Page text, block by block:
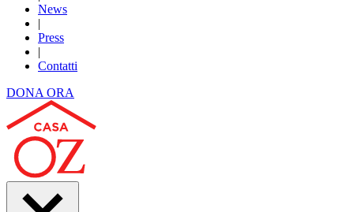
News
|
Press
|
Contatti
DONA ORA